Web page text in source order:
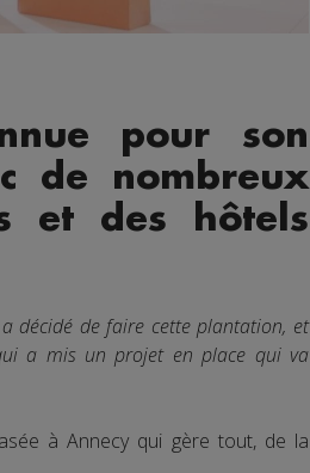
pour son
de nombreux
et des hôtels
décidé de faire cette plantation, et
a mis un projet en place qui va
à Annecy qui gère tout, de la